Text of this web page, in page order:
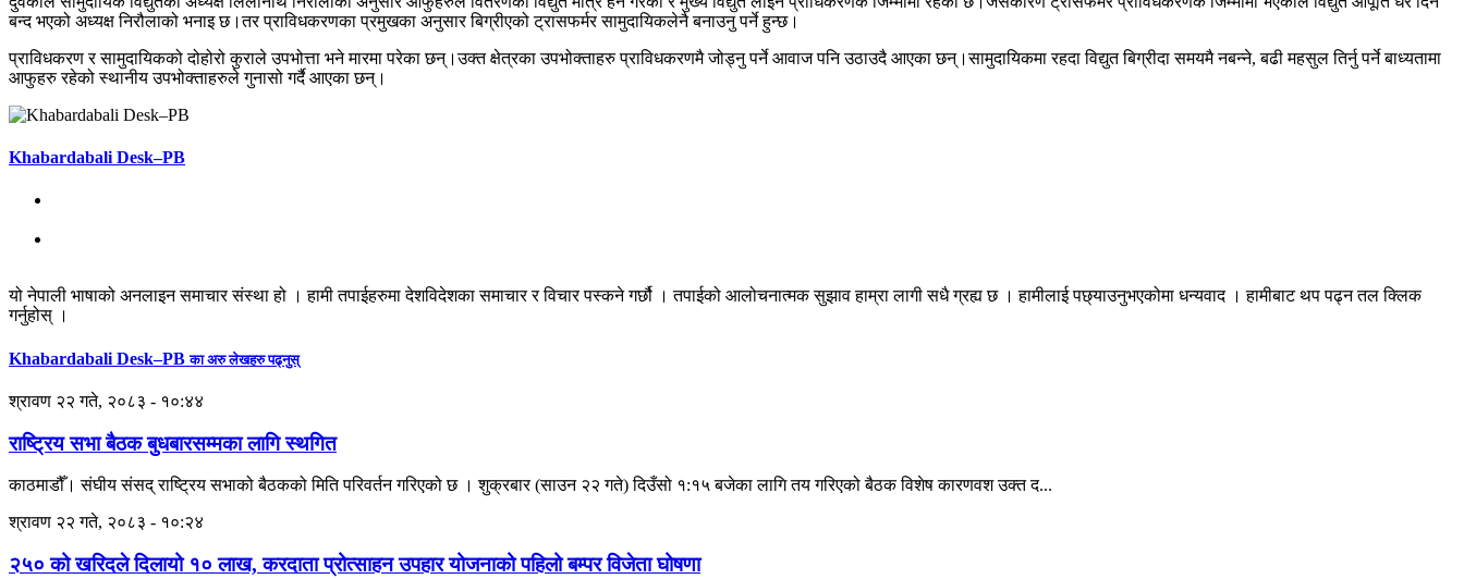
बन्द भएको अध्यक्ष निरौलाको भनाइ छ।तर प्राविधकरणका प्रमुखका अनुसार बिग्रीएको ट्रासफर्मर सामुदायिकलेनै बनाउनु पर्ने हुन्छ।
प्राविधकरण र सामुदायिकको दोहोरो कुराले उपभोत्ता भने मारमा परेका छन्।उक्त क्षेत्रका उपभोक्ताहरु प्राविधकरणमै जोड्नु पर्ने आवाज पनि उठाउदै आएका छन्।सामुदायिकमा रहदा विद्युत बिग्रीदा समयमै नबन्ने, बढी महसुल तिर्नु पर्ने बाध्यतामा
आफुहरु रहेको स्थानीय उपभोक्ताहरुले गुनासो गर्दै आएका छन्।
Khabardabali Desk–PB
यो नेपाली भाषाको अनलाइन समाचार संस्था हो । हामी तपाईहरुमा देशविदेशका समाचार र विचार पस्कने गर्छौ । तपाईको आलोचनात्मक सुझाव हाम्रा लागी सधै ग्रह्य छ । हामीलाई पछ्याउनुभएकोमा धन्यवाद । हामीबाट थप पढ्न तल क्लिक
गर्नुहोस् ।
Khabardabali Desk–PBका अरु लेखहरु पढ्नुस्
श्रावण २२ गते, २०८३ - १०:४४
राष्ट्रिय सभा बैठक बुधबारसम्मका लागि स्थगित
काठमाडौँ। संघीय संसद् राष्ट्रिय सभाको बैठकको मिति परिवर्तन गरिएको छ । शुक्रबार (साउन २२ गते) दिउँसो १:१५ बजेका लागि तय गरिएको बैठक विशेष कारणवश उक्त द...
श्रावण २२ गते, २०८३ - १०:२४
२५० को खरिदले दिलायो १० लाख, करदाता प्रोत्साहन उपहार योजनाको पहिलो बम्पर विजेता घोषणा